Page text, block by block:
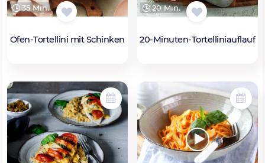
35 Min.
Ofen-Tortellini mit Schinken
20 Min.
20-Minuten-Tortelliniauflauf